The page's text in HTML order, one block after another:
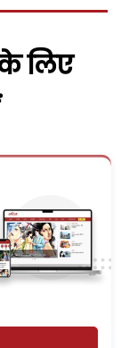
लिए